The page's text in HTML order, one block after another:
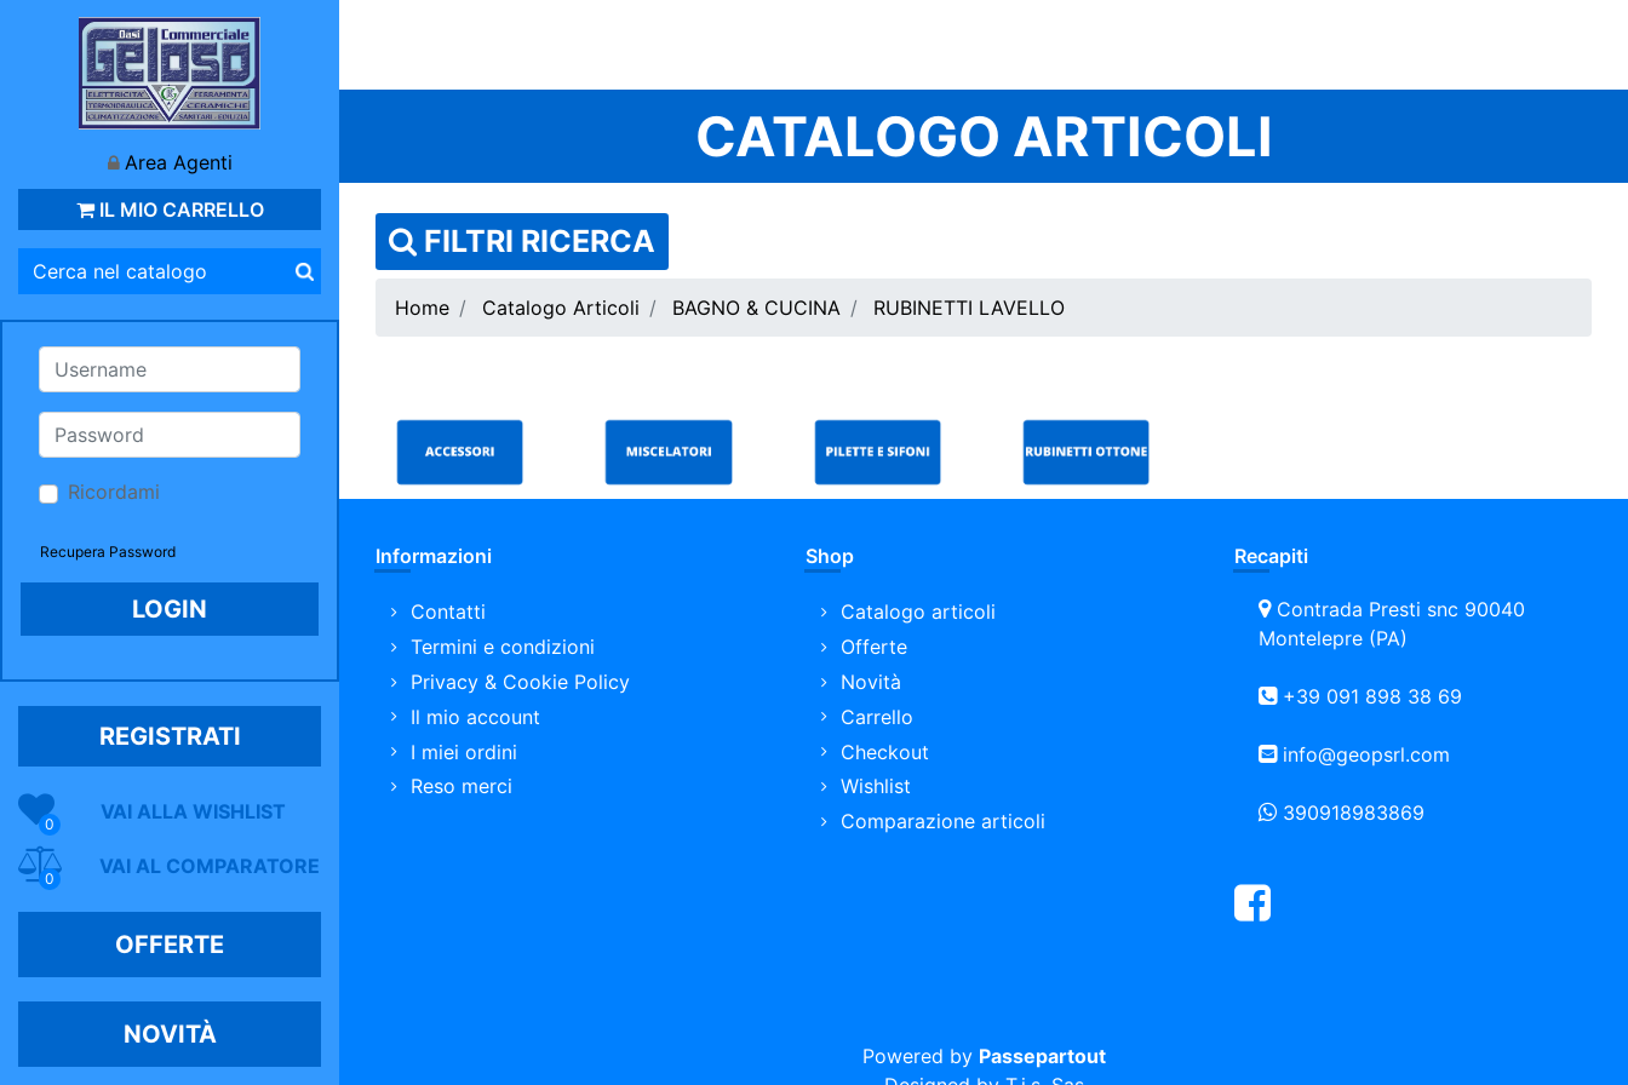
Area Agenti
IL MIO CARRELLO
Ricordami
Recupera Password
REGISTRATI
VAI ALLA WISHLIST
0
VAI AL COMPARATORE
0
OFFERTE
NOVITÀ
CATALOGO ARTICOLI
FILTRI RICERCA
Home Catalogo Articoli BAGNO & CUCINA RUBINETTI LAVELLO
Informazioni
Contatti
Termini e condizioni
Privacy & Cookie Policy
Il mio account
I miei ordini
Reso merci
Shop
Catalogo articoli
Offerte
Novità
Carrello
Checkout
Wishlist
Comparazione articoli
Recapiti
Contrada Presti snc 90040
Montelepre (PA)
+39 091 898 38 69
info@geopsrl.com
390918983869
Facebook
Powered by Passepartout